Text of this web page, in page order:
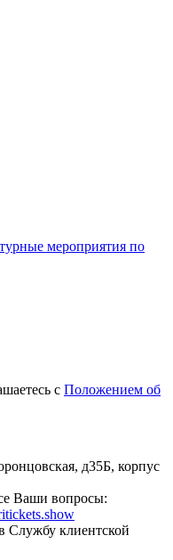
мероприятия по
с Положением об
д35Б, корпус
Ваши вопросы:
Службу клиентской